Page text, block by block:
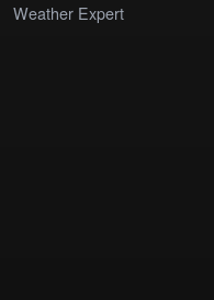
Weather Expert